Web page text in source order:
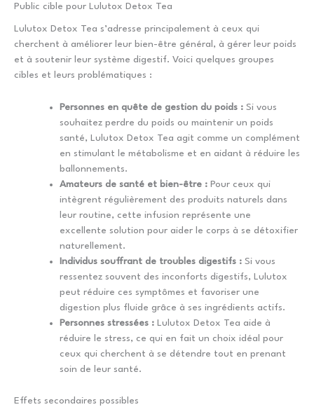
Public cible pour Lulutox Detox Tea
Lulutox Detox Tea s’adresse principalement à ceux qui
cherchent à améliorer leur bien-être général, à gérer leur poids
et à soutenir leur système digestif. Voici quelques groupes
cibles et leurs problématiques :
Personnes en quête de gestion du poids : Si vous
souhaitez perdre du poids ou maintenir un poids
santé, Lulutox Detox Tea agit comme un complément
en stimulant le métabolisme et en aidant à réduire les
ballonnements.
Amateurs de santé et bien-être : Pour ceux qui
intègrent régulièrement des produits naturels dans
leur routine, cette infusion représente une
excellente solution pour aider le corps à se détoxifier
naturellement.
Individus souffrant de troubles digestifs : Si vous
ressentez souvent des inconforts digestifs, Lulutox
peut réduire ces symptômes et favoriser une
digestion plus fluide grâce à ses ingrédients actifs.
Personnes stressées : Lulutox Detox Tea aide à
réduire le stress, ce qui en fait un choix idéal pour
ceux qui cherchent à se détendre tout en prenant
soin de leur santé.
Effets secondaires possibles